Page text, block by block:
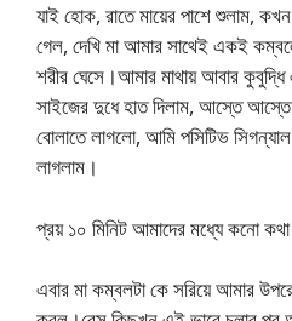
যাই হোক, রাতে মায়ের পাশে শুলাম, কখন
গেল, দেখি মা আমার সাথেই একই
শরীর ঘেসে।আমার মাথায় আবার
সাইজের দুধে হাত দিলাম, আস্তে আস্তে
বোলাতে লাগলো, আমি পসিটিভ
লাগলাম।
প্রয় ১০ মিনিট আমাদের মধ্যে কনো
এবার মা কম্বলটা কে সরিয়ে আমার